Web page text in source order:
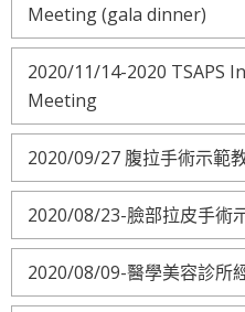
Meeting (gala dinner)
2020/11/14-2020 TSAPS
Meeting
2020/09/27 腹拉手術示範
2020/08/23-臉部拉皮手術
2020/08/09-醫學美容診所